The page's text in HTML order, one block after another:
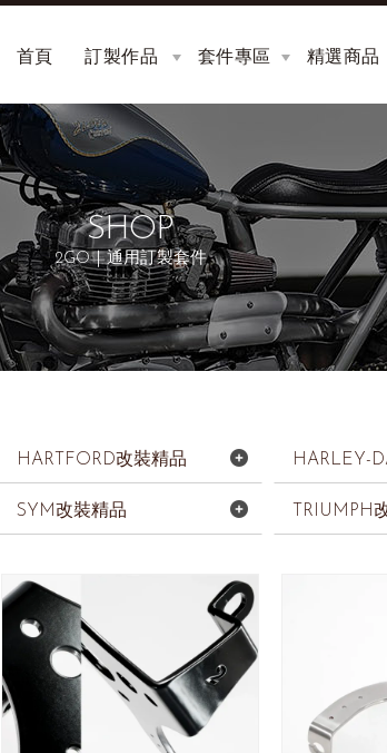
首頁
HOME
訂製作品
CUSTOM
套件專區
KIT
精選商品
SHOP
2GO｜通用訂製套件
HARTFORD改裝精品 HARLEY-
SYM改裝精品 TRIUMPH